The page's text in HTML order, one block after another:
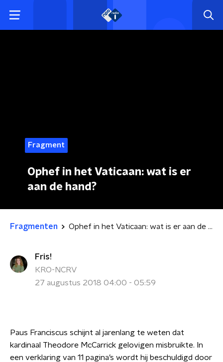
Fragment
Ophef in het Vaticaan: wat is er
aan de hand?
Fragmenten Ophef in het Vaticaan: wat is er aan de hand?
Fris!
KRO-NCRV
27 augustus 2018 04:00 - 05:59
Paus Franciscus schijnt al jarenlang te weten dat
kardinaal Theodore McCarrick gelovigen misbruikte. In
een verklaring van 11 pagina’s wordt hij beschuldigd door